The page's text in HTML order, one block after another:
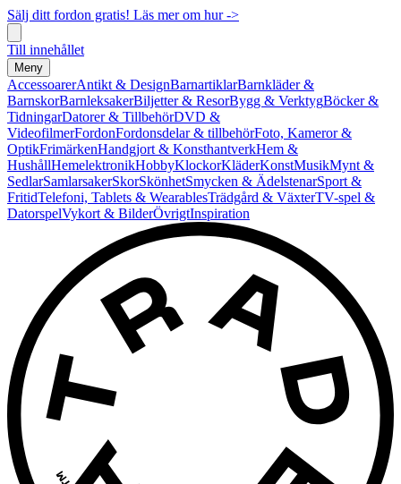
Sälj ditt fordon gratis! Läs mer om hur ->
Till innehållet
Meny
AccessoarerAntikt & DesignBarnartiklarBarnkläder &
BarnskorBarnleksakerBiljetter & ResorBygg & VerktygBöcker &
TidningarDatorer & TillbehörDVD &
VideofilmerFordonFordonsdelar & tillbehörFoto, Kameror &
OptikFrimärkenHandgjort & KonsthantverkHem &
HushållHemelektronikHobbyKlockorKläderKonstMusikMynt &
SedlarSamlarsakerSkorSkönhetSmycken & ÄdelstenarSport &
FritidTelefoni, Tablets & WearablesTrädgård & VäxterTV-spel &
DatorspelVykort & BilderÖvrigtInspiration